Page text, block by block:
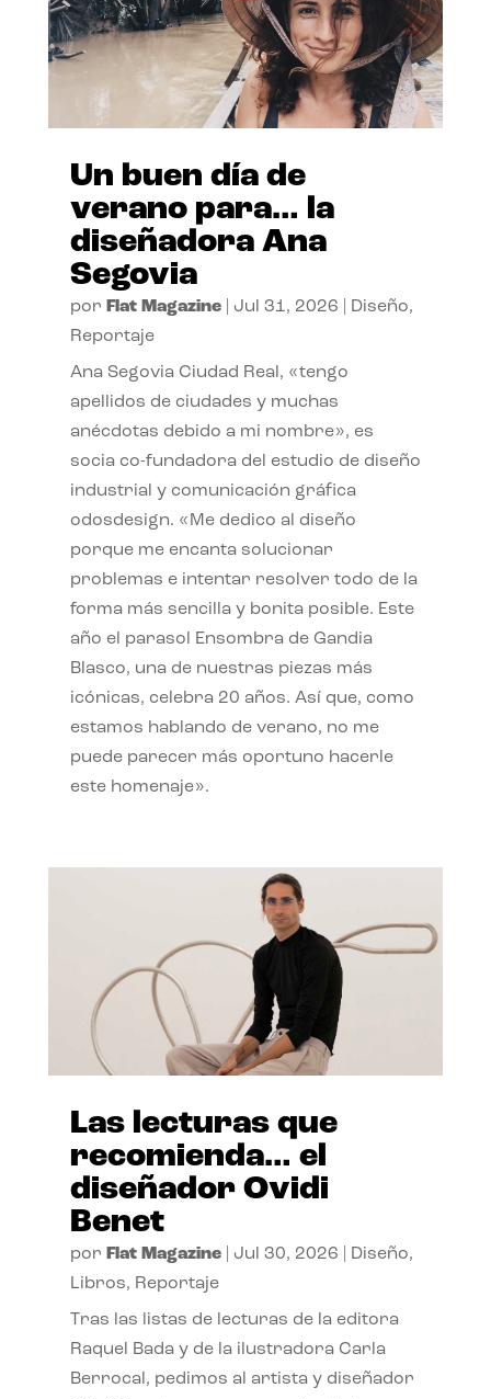
Un buen día de
verano para… la
diseñadora Ana
Segovia
por Flat Magazine| Jul 31, 2026 Diseño,
Reportaje
Ana Segovia Ciudad Real, «tengo
apellidos de ciudades y muchas
anécdotas debido a mi nombre», es
socia co-fundadora del estudio de diseño
industrial y comunicación gráfica
odosdesign. «Me dedico al diseño
porque me encanta solucionar
problemas e intentar resolver todo de la
forma más sencilla y bonita posible. Este
año el parasol Ensombra de Gandia
Blasco, una de nuestras piezas más
icónicas, celebra 20 años. Así que, como
estamos hablando de verano, no me
puede parecer más oportuno hacerle
este homenaje».
Las lecturas que
recomienda… el
diseñador Ovidi
Benet
por Flat Magazine| Jul 30, 2026 Diseño,
Libros, Reportaje
Tras las listas de lecturas de la editora
Raquel Bada y de la ilustradora Carla
Berrocal, pedimos al artista y diseñador